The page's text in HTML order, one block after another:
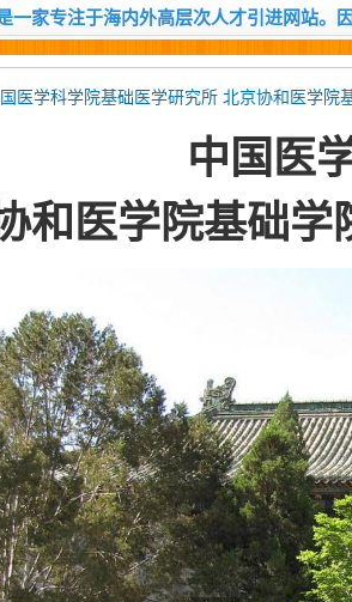
一家专注于海内外高层次人才引进网站。
医学科学院基础医学研究所 北京协和医学院
中国医
和医学院基础